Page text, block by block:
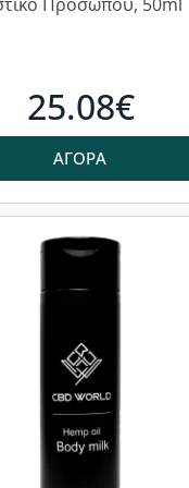
Προσώπου, 50ml
25.08€
ΑΓΟΡΑ